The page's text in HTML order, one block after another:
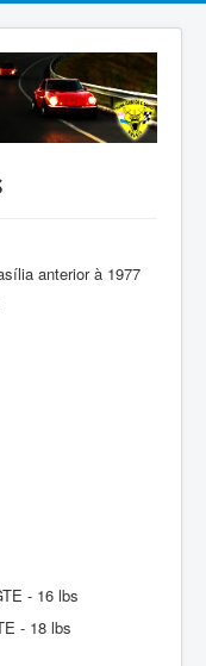
anterior à 1977
- 16 lbs
- 18 lbs